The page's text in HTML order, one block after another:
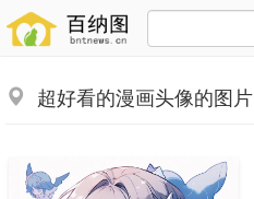
超好看的漫画头像的图片